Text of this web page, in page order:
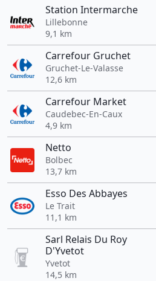
Station Intermarche
Lillebonne
9,1 km
Carrefour Gruchet
Gruchet-Le-Valasse
12,6 km
Carrefour Market
Caudebec-En-Caux
4,9 km
Netto
Bolbec
13,7 km
Esso Des Abbayes
Le Trait
11,1 km
Sarl Relais Du Roy
D'Yvetot
Yvetot
14,5 km